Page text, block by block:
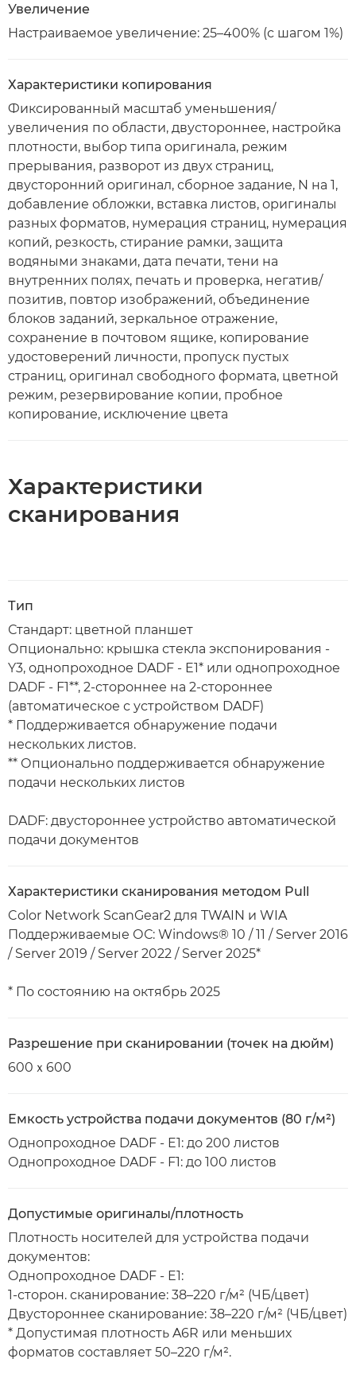
Увеличение
Настраиваемое увеличение: 25–400% (с шагом 1%)
Характеристики копирования
Фиксированный масштаб уменьшения/
увеличения по области, двустороннее, настройка
плотности, выбор типа оригинала, режим
прерывания, разворот из двух страниц,
двусторонний оригинал, сборное задание, N на 1,
добавление обложки, вставка листов, оригиналы
разных форматов, нумерация страниц, нумерация
копий, резкость, стирание рамки, защита
водяными знаками, дата печати, тени на
внутренних полях, печать и проверка, негатив/
позитив, повтор изображений, объединение
блоков заданий, зеркальное отражение,
сохранение в почтовом ящике, копирование
удостоверений личности, пропуск пустых
страниц, оригинал свободного формата, цветной
режим, резервирование копии, пробное
копирование, исключение цвета
Характеристики
сканирования
Тип
Стандарт: цветной планшет
Опционально: крышка стекла экспонирования -
Y3, однопроходное DADF - E1* или однопроходное
DADF - F1**, 2-стороннее на 2-стороннее
(автоматическое с устройством DADF)
* Поддерживается обнаружение подачи
нескольких листов.
** Опционально поддерживается обнаружение
подачи нескольких листов
DADF: двустороннее устройство автоматической
подачи документов
Характеристики сканирования методом Pull
Color Network ScanGear2 для TWAIN и WIA
Поддерживаемые ОС: Windows® 10 / 11 / Server 2016
/ Server 2019 / Server 2022 / Server 2025*
* По состоянию на октябрь 2025
Разрешение при сканировании (точек на дюйм)
600ｘ600
Емкость устройства подачи документов (80 г/м²)
Однопроходное DADF - E1: до 200 листов
Однопроходное DADF - F1: до 100 листов
Допустимые оригиналы/плотность
Плотность носителей для устройства подачи
документов:
Однопроходное DADF - E1:
1-сторон. сканирование: 38–220 г/м² (ЧБ/цвет)
Двустороннее сканирование: 38–220 г/м² (ЧБ/цвет)
* Допустимая плотность A6R или меньших
форматов составляет 50–220 г/м².